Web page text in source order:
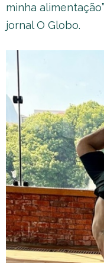
minha
jornal O Globo.